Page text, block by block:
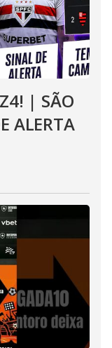
| SÃO
ALERTA